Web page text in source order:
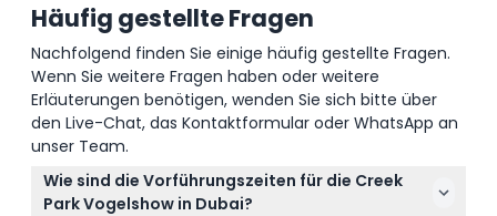
Stornierungsbedingungen
Häufig gestellte Fragen
Nachfolgend finden Sie einige häufig gestellte Fragen.
Wenn Sie weitere Fragen haben oder weitere
Erläuterungen benötigen, wenden Sie sich bitte über
den Live-Chat, das Kontaktformular oder WhatsApp an
unser Team.
Wie sind die Vorführungszeiten für die Creek
Park Vogelshow in Dubai?